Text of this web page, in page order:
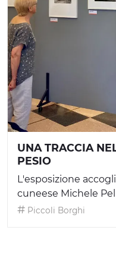
UNA TRACCIA
PESIO
L'esposizione
cuneese Michele
Piccoli Borghi